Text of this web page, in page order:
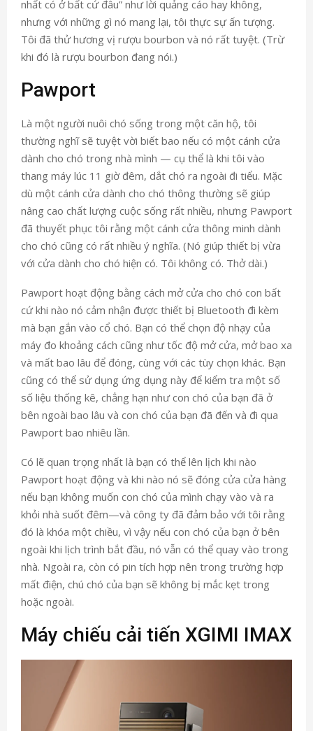
nhất có ở bất cứ đâu” như lời quảng cáo hay không,
nhưng với những gì nó mang lại, tôi thực sự ấn tượng.
Tôi đã thử hương vị rượu bourbon và nó rất tuyệt. (Trừ
khi đó là rượu bourbon đang nói.)
Pawport
Là một người nuôi chó sống trong một căn hộ, tôi
thường nghĩ sẽ tuyệt vời biết bao nếu có một cánh cửa
dành cho chó trong nhà mình — cụ thể là khi tôi vào
thang máy lúc 11 giờ đêm, dắt chó ra ngoài đi tiểu. Mặc
dù một cánh cửa dành cho chó thông thường sẽ giúp
nâng cao chất lượng cuộc sống rất nhiều, nhưng Pawport
đã thuyết phục tôi rằng một cánh cửa thông minh dành
cho chó cũng có rất nhiều ý nghĩa. (Nó giúp thiết bị vừa
với cửa dành cho chó hiện có. Tôi không có. Thở dài.)
Pawport hoạt động bằng cách mở cửa cho chó con bất
cứ khi nào nó cảm nhận được thiết bị Bluetooth đi kèm
mà bạn gắn vào cổ chó. Bạn có thể chọn độ nhạy của
máy đo khoảng cách cũng như tốc độ mở cửa, mở bao xa
và mất bao lâu để đóng, cùng với các tùy chọn khác. Bạn
cũng có thể sử dụng ứng dụng này để kiểm tra một số
số liệu thống kê, chẳng hạn như con chó của bạn đã ở
bên ngoài bao lâu và con chó của bạn đã đến và đi qua
Pawport bao nhiêu lần.
Có lẽ quan trọng nhất là bạn có thể lên lịch khi nào
Pawport hoạt động và khi nào nó sẽ đóng cửa cửa hàng
nếu bạn không muốn con chó của mình chạy vào và ra
khỏi nhà suốt đêm—và công ty đã đảm bảo với tôi rằng
đó là khóa một chiều, vì vậy nếu con chó của bạn ở bên
ngoài khi lịch trình bắt đầu, nó vẫn có thể quay vào trong
nhà. Ngoài ra, còn có pin tích hợp nên trong trường hợp
mất điện, chú chó của bạn sẽ không bị mắc kẹt trong
hoặc ngoài.
Máy chiếu cải tiến XGIMI IMAX